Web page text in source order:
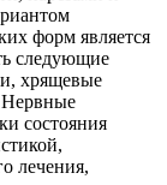
форм является
следующие
хрящевые
Нервные
состояния
лечения,